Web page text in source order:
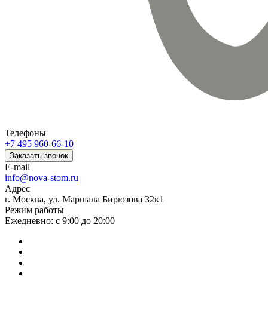
Телефоны
+7 495 960-66-10
Заказать звонок
E-mail
info@nova-stom.ru
Адрес
г. Москва, ул. Маршала Бирюзова 32к1
Режим работы
Ежедневно: с 9:00 до 20:00